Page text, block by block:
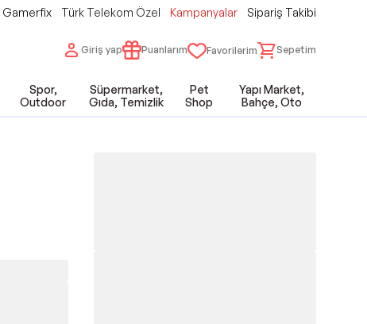
Gamerfix Türk Telekom Özel Kampanyalar Sipariş Takibi
Giriş yap Puanlarım Favorilerim Sepetim
Spor,
Outdoor
Süpermarket,
Gıda, Temizlik
Pet
Shop
Yapı Market,
Bahçe, Oto